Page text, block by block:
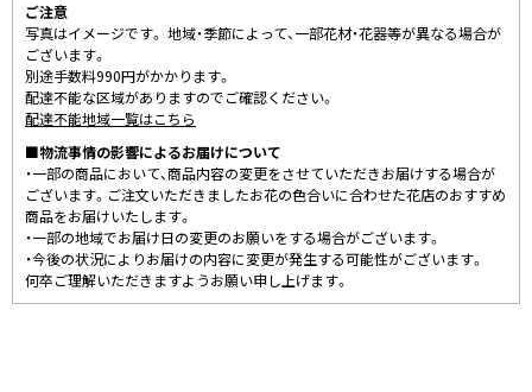
ご注意
写真はイメージです。 地域・季節によって、一部花材・花器等が異なる場合が
ございます。
別途手数料990円がかかります。
配達不能な区域がありますのでご確認ください。
配達不能地域一覧はこちら
■物流事情の影響によるお届けについて
・一部の商品において、商品内容の変更をさせていただきお届けする場合が
ございます。ご注文いただきましたお花の色合いに合わせた花店のおすすめ
商品をお届けいたします。
・一部の地域でお届け日の変更のお願いをする場合がございます。
・今後の状況によりお届けの内容に変更が発生する可能性がございます。
何卒ご理解いただきますようお願い申し上げます。